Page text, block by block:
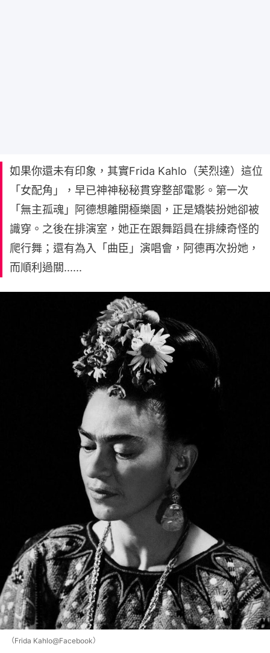
如果你還未有印象，其實Frida Kahlo（芙烈達）這位
「女配角」，早已神神秘秘貫穿整部電影。第一次
「無主孤魂」阿德想離開極樂園，正是矯裝扮她卻被
識穿。之後在排演室，她正在跟舞蹈員在排練奇怪的
爬行舞；還有為入「曲臣」演唱會，阿德再次扮她，
而順利過關......
（Frida Kahlo@Facebook）